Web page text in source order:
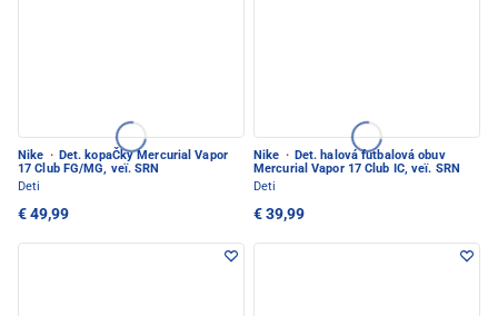
Nike · Det. kopaČky Mercurial Vapor
17 Club FG/MG, veï. SRN
Deti
€ 49,99
Nike · Det. halová futbalová obuv
Mercurial Vapor 17 Club IC, veï. SRN
Deti
€ 39,99